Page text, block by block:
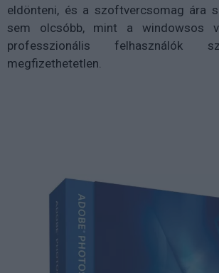
eldönteni, és a szoftvercsomag ára
sem olcsóbb, mint a windowsos
professzionális felhasználók
megfizethetetlen.